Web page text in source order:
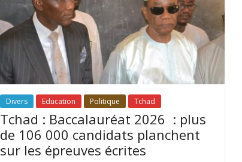
Divers Education Politique Tchad
Tchad : Baccalauréat 2026 : plus
de 106 000 candidats planchent
sur les épreuves écrites